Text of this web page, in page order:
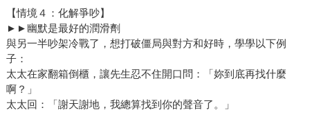
【情境４：化解爭吵】
►►幽默是最好的潤滑劑
與另一半吵架冷戰了，想打破僵局與對方和好時，學學以下例
子：
太太在家翻箱倒櫃，讓先生忍不住開口問：「妳到底再找什麼
啊？」
太太回：「謝天謝地，我總算找到你的聲音了。」